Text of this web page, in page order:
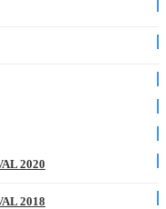
2020
2018